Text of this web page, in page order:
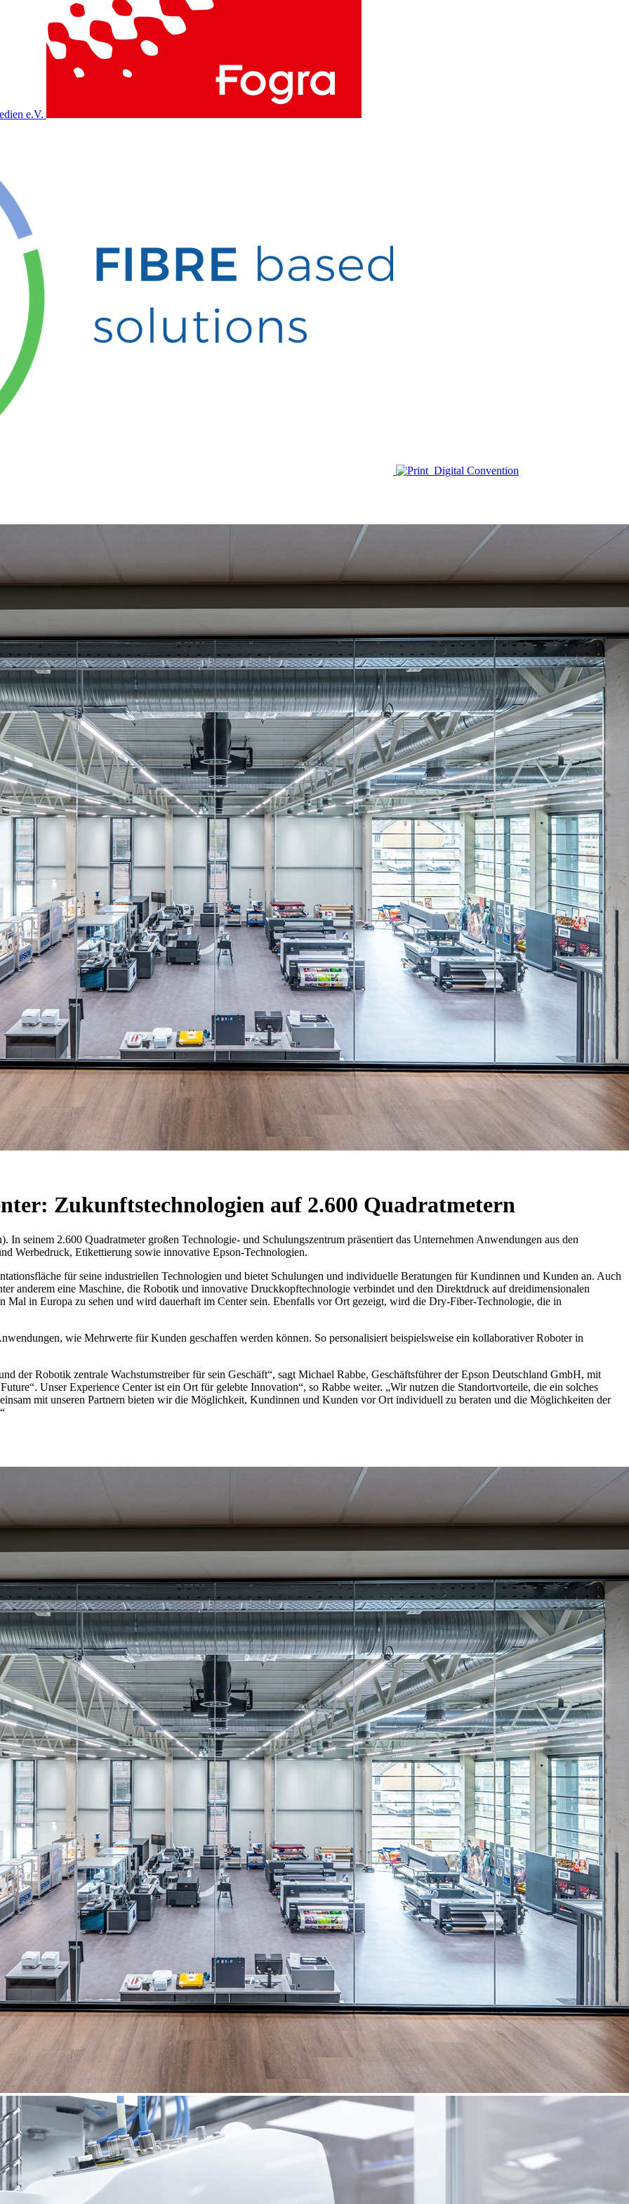
Zukunftstechnologien auf 2.600 Quadratmetern
seinem 2.600 Quadratmeter großen Technologie- und Schulungszentrum präsentiert das Unternehmen Anwendungen aus den
Werbedruck, Etikettierung sowie innovative Epson-Technologien.
für seine industriellen Technologien und bietet Schulungen und individuelle Beratungen für Kundinnen und Kunden an. Auch
anderem eine Maschine, die Robotik und innovative Druckkopftechnologie verbindet und den Direktdruck auf dreidimensionalen
Mal in Europa zu sehen und wird dauerhaft im Center sein. Ebenfalls vor Ort gezeigt, wird die Dry-Fiber-Technologie, die in
wie Mehrwerte für Kunden geschaffen werden können. So personalisiert beispielsweise ein kollaborativer Roboter in
der Robotik zentrale Wachstumstreiber für sein Geschäft“, sagt Michael Rabbe, Geschäftsführer der Epson Deutschland GmbH, mit
Unser Experience Center ist ein Ort für gelebte Innovation“, so Rabbe weiter. „Wir nutzen die Standortvorteile, die ein solches
mit unseren Partnern bieten wir die Möglichkeit, Kundinnen und Kunden vor Ort individuell zu beraten und die Möglichkeiten der